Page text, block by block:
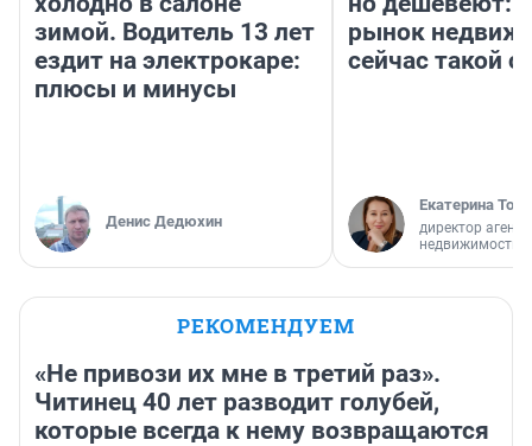
зимой. Водитель 13 лет
ездит на электрокаре:
плюсы и минусы
Денис Дедюхин
рынок
сейчас такой
Екатерина
директор
недвижимости
РЕКОМЕНДУЕМ
«Не привози их мне в третий раз».
Читинец 40 лет разводит голубей,
которые всегда к нему возвращаются